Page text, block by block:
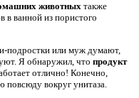
животных также
в ванной из пористого
подростки или муж думают,
Я обнаружил, что продукт
отлично! Конечно,
вокруг унитаза.